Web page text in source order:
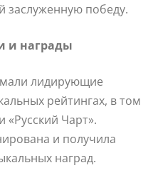
заслуженную победу.
и награды
лидирующие
рейтингах, в том
«Русский Чарт».
и получила
наград.